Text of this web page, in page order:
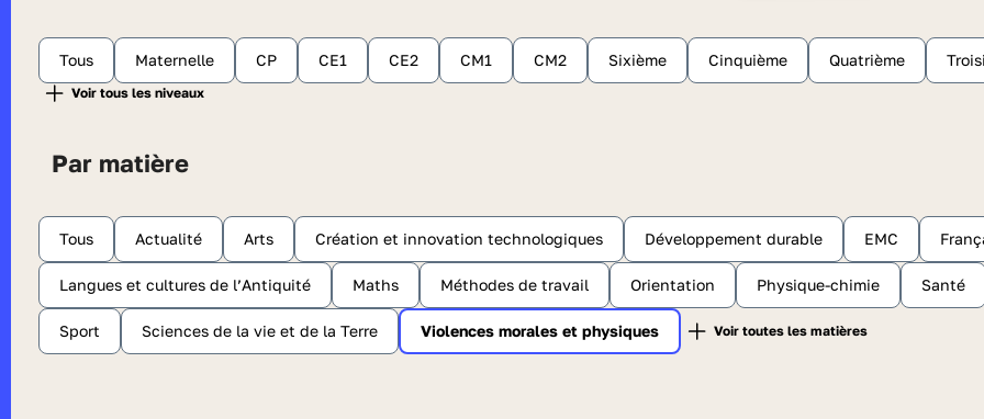
Tous Maternelle CP CE1 CE2 CM1 CM2 Sixième Cinquième Quatrième
Par matière
Tous Actualité Arts Création et innovation technologiques Développement durable EMC
Langues et cultures de l’Antiquité Maths Méthodes de travail Orientation Physique-chimie Santé
Sport Sciences de la vie et de la Terre Violences morales et physiques